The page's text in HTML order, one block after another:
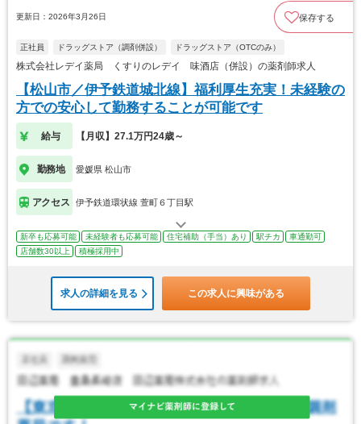
更新日：2026年3月26日 保存する
正社員 ドラッグストア（調剤併設） ドラッグストア（OTCのみ）
株式会社レデイ薬局 くすりのレデイ 味酒店（併設）の薬剤師求人
【松山市／伊予鉄道城北線】福利厚生充実！未経験の
方での安心して勤務することが可能です
給与 【月収】27.1万円24歳～
勤務地 愛媛県 松山市
アクセス 伊予鉄道環状線 萱町６丁目駅
新卒も応募可能 未経験者も応募可能 住宅補助（手当）あり 駅チカ
車通勤可
店舗数30以上
積極採用中
求人の詳細を見る この求人に興味がある